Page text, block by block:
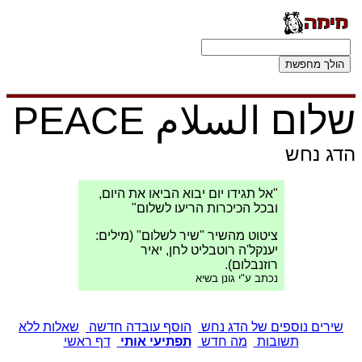
שלום السلام PEACE
הדג נחש
"אל תגידו יום יבוא הביאו את היום,
ובכל הכיכרות הריעו לשלום"
ציטוט מהשיר "שיר לשלום" (מילים:
יענקל'ה רוטבליט לחן, יאיר
רוזנבלום).
נכתב ע"י גונן בשיא
שירים נוספים של הדג נחש הוסף עובדה חדשה
שאלות ללא
תשובות
מה חדש תפתיעי אותי דף ראשי